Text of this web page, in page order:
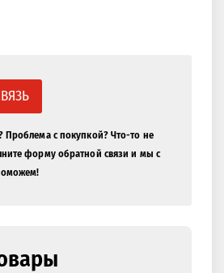
Проблема с покупкой? Что-то не
форму обратной связи и мы с